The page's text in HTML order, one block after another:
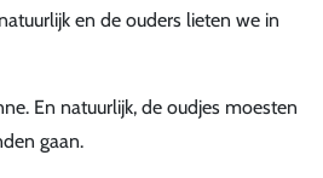
en de ouders lieten we in
En natuurlijk, de oudjes moesten
gaan.